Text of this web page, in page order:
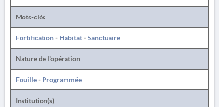
Mots-clés
Fortification- Habitat-Sanctuaire
Nature de l'opération
Fouille- Programmée
Institution(s)